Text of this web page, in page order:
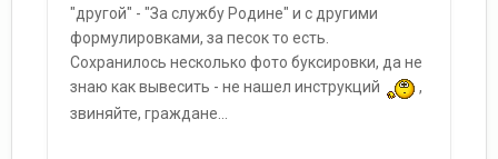
"другой" - "За службу Родине" и с другими
формулировками, за песок то есть.
Сохранилось несколько фото буксировки, да не
знаю как вывесить - не нашел инструкций
,
звиняйте, граждане...